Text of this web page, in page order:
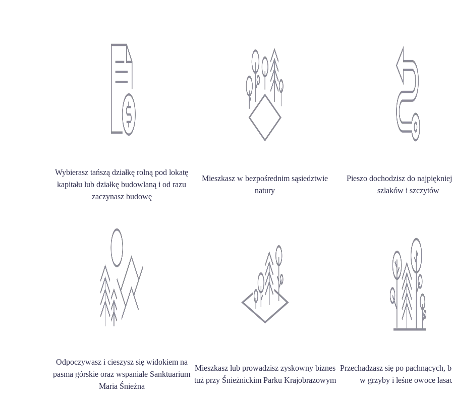
Wybierasz tańszą działkę rolną pod lokatę
kapitału lub działkę budowlaną i od razu
zaczynasz budowę
Mieszkasz w bezpośrednim sąsiedztwie
natury
Pieszo dochodzisz do
szlaków i szczytów
Odpoczywasz i cieszysz się widokiem na
pasma górskie oraz wspaniałe Sanktuarium
Maria Śnieżna
Mieszkasz lub prowadzisz zyskowny biznes
tuż przy Śnieżnickim Parku Krajobrazowym
Przechadzasz się po pachnących,
w grzyby i leśne owoce